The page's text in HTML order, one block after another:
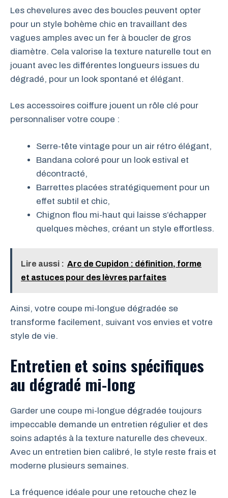
Les chevelures avec des boucles peuvent opter
pour un style bohème chic en travaillant des
vagues amples avec un fer à boucler de gros
diamètre. Cela valorise la texture naturelle tout en
jouant avec les différentes longueurs issues du
dégradé, pour un look spontané et élégant.
Les accessoires coiffure jouent un rôle clé pour
personnaliser votre coupe :
Serre-tête vintage pour un air rétro élégant,
Bandana coloré pour un look estival et
décontracté,
Barrettes placées stratégiquement pour un
effet subtil et chic,
Chignon flou mi-haut qui laisse s’échapper
quelques mèches, créant un style effortless.
Lire aussi : Arc de Cupidon : définition, forme
et astuces pour des lèvres parfaites
Ainsi, votre coupe mi-longue dégradée se
transforme facilement, suivant vos envies et votre
style de vie.
Entretien et soins spécifiques
au dégradé mi-long
Garder une coupe mi-longue dégradée toujours
impeccable demande un entretien régulier et des
soins adaptés à la texture naturelle des cheveux.
Avec un entretien bien calibré, le style reste frais et
moderne plusieurs semaines.
La fréquence idéale pour une retouche chez le